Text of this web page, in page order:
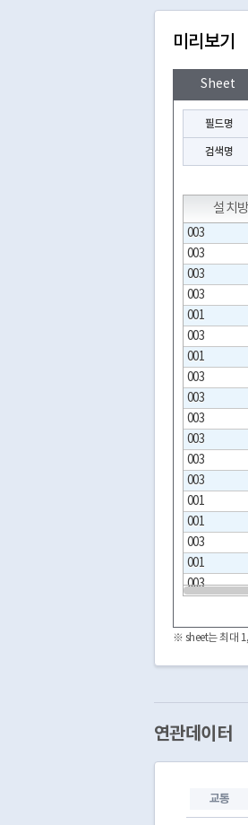
미리보기
Sheet
필드명
검색명
설치
003
003
003
003
001
003
001
003
003
003
003
003
003
001
001
003
001
003
003
003
003
001
003
※ sheet는 최대
연관데이터
교통